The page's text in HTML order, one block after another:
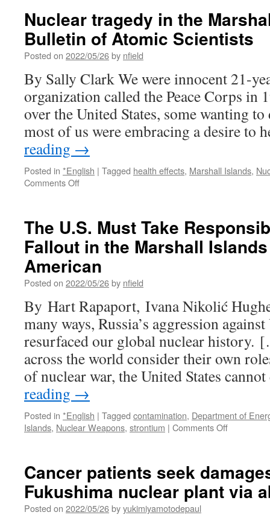
Nuclear tragedy in the
Bulletin of Atomic Scientists
Posted on 2022/05/26by nfield
By Sally Clark We were innocent 21-
organization called the Peace Corps in
over the United States, some wanting
most of us were embracing a desire
reading →
Posted in *English | Tagged health effects, Marshall Islands,
Comments Offon
the
Marshall
Islands
via
Bulletin
of
Atomic
Scientists
The U.S. Must Take
Fallout in the Marshall
American
Posted on 2022/05/26by nfield
By Hart Rapaport, Ivana Nikolić
many ways, Russia’s aggression
resurfaced our global nuclear history.
across the world consider their own
of nuclear war, the United States
reading →
Posted in *English | Tagged contamination, Department of
Islands, Nuclear Weapons, strontium | Comments Offon
Take
for
Cancer patients seek
Fukushima nuclear plant via
Posted on 2022/05/26byyukimiyamotodepaul